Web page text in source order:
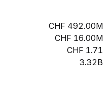
492.00M
16.00M
1.71
3.32B